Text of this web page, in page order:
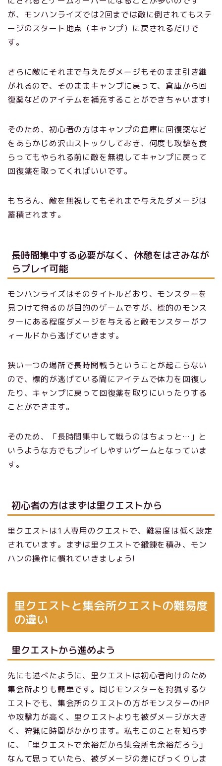
が、モンハンライズでは2回までは敵に倒されてもステ
ージのスタート地点（キャンプ）に戻されるだけで
す。
さらに敵にそれまで与えたダメージもそのまま引き継
がれるので、そのままキャンプに戻って、倉庫から回
復薬などのアイテムを補充することができちゃいます!
そのため、初心者の方はキャンプの倉庫に回復薬など
をあらかじめ沢山ストックしておき、何度も攻撃を食
らってもやられる前に敵を無視してキャンプに戻って
回復薬を取ってくればいいです。
もちろん、敵を無視してもそれまで与えたダメージは
蓄積されます。
長時間集中する必要がなく、休憩をはさみなが
らプレイ可能
モンハンライズはそのタイトルどおり、モンスターを
見つけて狩るのが目的のゲームですが、標的のモンス
ターにある程度ダメージを与えると敵モンスターがフ
ィールドから逃げていきます。
狭い一つの場所で長時間戦うということが起こらない
ので、標的が逃げている間にアイテムで体力を回復し
たり、キャンプに戻って回復薬を取りにいったりする
ことができます。
そのため、「長時間集中して戦うのはちょっと…」と
いうような方でもプレイしやすいゲームとなっていま
す。
初心者の方はまずは里クエストから
里クエストは1人専用のクエストで、難易度は低く設定
されています。まずは里クエストで鍛錬を積み、モン
ハンの操作に慣れていきましょう!
里クエストと集会所クエストの難易度
の違い
里クエストから進めよう
先にも述べたように、里クエストは初心者向けのため
集会所よりも簡単です。同じモンスターを狩猟するク
エストでも、集会所のクエストの方がモンスターのHP
や攻撃力が高く、里クエストよりも被ダメージが大き
く、狩猟に時間がかかります。私もこのことを知らず
に、「里クエストで余裕だから集会所も余裕だろう」
なんて思っていたら、被ダメージの差にびっくりしま